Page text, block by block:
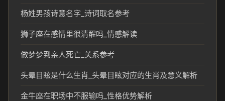
杨姓男孩诗意名字_诗词取名参考
狮子座在感情里很清醒吗_情感解读
做梦梦到亲人死亡_关系参考
头晕目眩是什么生肖_头晕目眩对应的生肖及意义解析
金牛座在职场中不服输吗_性格优势解析